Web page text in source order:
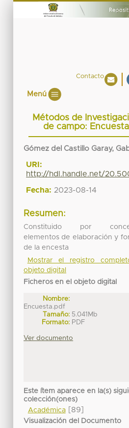
Contacto
Menú
Métodos de
de campo: Encuesta
Gómez del Castillo Garay,
URI:
http://hdl.handle.net/
Fecha: 2023-08-14
Resumen:
Constituido por
elementos de elaboración y
de la encesta
Mostrar el registro
objeto digital
Ficheros en el objeto digital
Nombre:
Encuesta.pdf
Tamaño: 5.041Mb
Formato: PDF
Ver documento
Este ítem aparece en la(s)
colección(ones)
Académica[89]
Visualización del Documento